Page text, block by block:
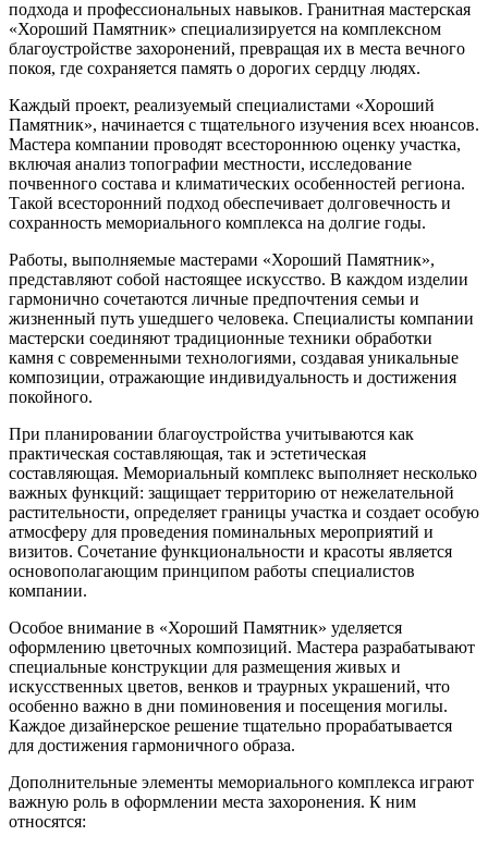
подхода и профессиональных навыков. Гранитная мастерская
«Хороший Памятник» специализируется на комплексном
благоустройстве захоронений, превращая их в места вечного
покоя, где сохраняется память о дорогих сердцу людях.
Каждый проект, реализуемый специалистами «Хороший
Памятник», начинается с тщательного изучения всех нюансов.
Мастера компании проводят всестороннюю оценку участка,
включая анализ топографии местности, исследование
почвенного состава и климатических особенностей региона.
Такой всесторонний подход обеспечивает долговечность и
сохранность мемориального комплекса на долгие годы.
Работы, выполняемые мастерами «Хороший Памятник»,
представляют собой настоящее искусство. В каждом изделии
гармонично сочетаются личные предпочтения семьи и
жизненный путь ушедшего человека. Специалисты компании
мастерски соединяют традиционные техники обработки
камня с современными технологиями, создавая уникальные
композиции, отражающие индивидуальность и достижения
покойного.
При планировании благоустройства учитываются как
практическая составляющая, так и эстетическая
составляющая. Мемориальный комплекс выполняет несколько
важных функций: защищает территорию от нежелательной
растительности, определяет границы участка и создает особую
атмосферу для проведения поминальных мероприятий и
визитов. Сочетание функциональности и красоты является
основополагающим принципом работы специалистов
компании.
Особое внимание в «Хороший Памятник» уделяется
оформлению цветочных композиций. Мастера разрабатывают
специальные конструкции для размещения живых и
искусственных цветов, венков и траурных украшений, что
особенно важно в дни поминовения и посещения могилы.
Каждое дизайнерское решение тщательно прорабатывается
для достижения гармоничного образа.
Дополнительные элементы мемориального комплекса играют
важную роль в оформлении места захоронения. К ним
относятся: